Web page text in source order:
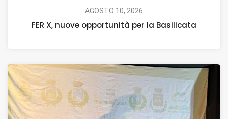
AGOSTO 10, 2026
FER X, nuove opportunità per la Basilicata